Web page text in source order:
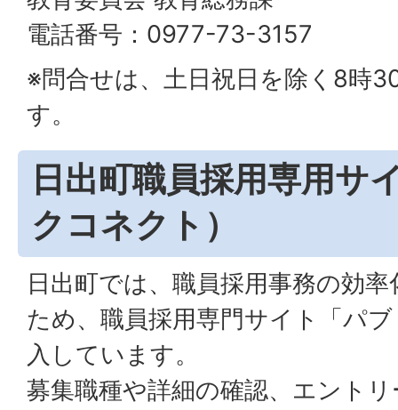
電話番号：0977-73-3157
※問合せは、土日祝日を除く8時
す。
日出町職員採用専用サ
クコネクト）
日出町では、職員採用事務の効
ため、職員採用専門サイト「パ
入しています。
募集職種や詳細の確認、エント